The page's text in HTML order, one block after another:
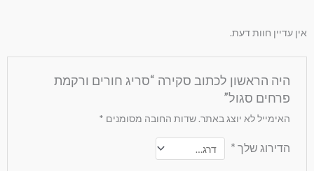
אין עדיין חוות דעת.
היה הראשון לכתוב סקירה “סריג חורים ורקמת
פרחים סגול”
האימייל לא יוצג באתר.שדות החובה מסומנים*
הדירוג שלך*